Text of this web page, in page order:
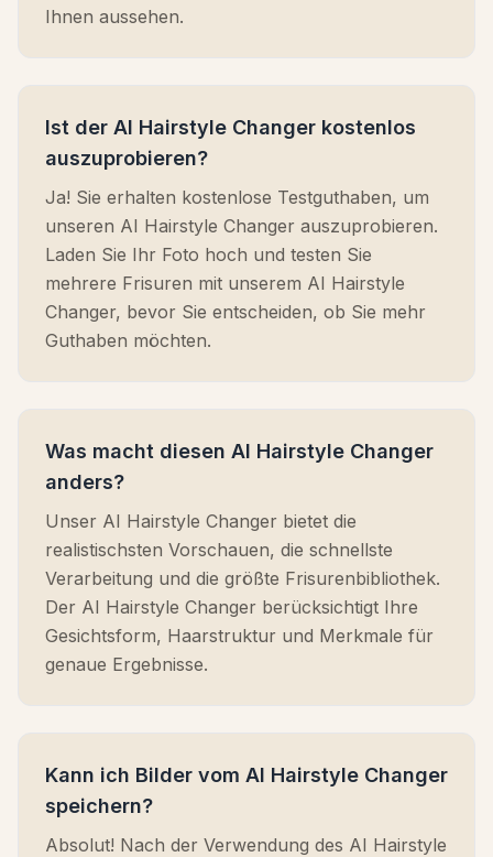
Ihnen aussehen.
Ist der AI Hairstyle Changer kostenlos
auszuprobieren?
Ja! Sie erhalten kostenlose Testguthaben, um
unseren AI Hairstyle Changer auszuprobieren.
Laden Sie Ihr Foto hoch und testen Sie
mehrere Frisuren mit unserem AI Hairstyle
Changer, bevor Sie entscheiden, ob Sie mehr
Guthaben möchten.
Was macht diesen AI Hairstyle Changer
anders?
Unser AI Hairstyle Changer bietet die
realistischsten Vorschauen, die schnellste
Verarbeitung und die größte Frisurenbibliothek.
Der AI Hairstyle Changer berücksichtigt Ihre
Gesichtsform, Haarstruktur und Merkmale für
genaue Ergebnisse.
Kann ich Bilder vom AI Hairstyle Changer
speichern?
Absolut! Nach der Verwendung des AI Hairstyle